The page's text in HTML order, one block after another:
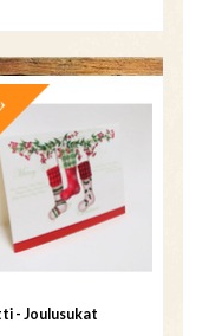
TARJOUS
- Joulusukat